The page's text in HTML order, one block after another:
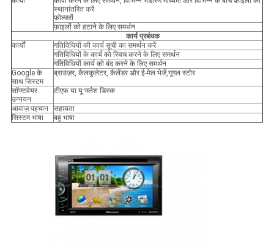
स्थानांतरित करें
फ़ोल्डरों
फ़ाइलों को हटाने के लिए समर्थन
कार्य प्रबंधक
कार्यों
गतिविधियों की कार्य सूची का समर्थन करें
गतिविधियों के कार्य को स्विच करने के लिए समर्थन
गतिविधियों कार्य को बंद करने के लिए समर्थन
Google के
साथ सिस्टम
ब्राउज़र, कैलकुलेटर, कैलेंडर और ई-मेल भेजें,गूगल स्टोर
सॉफ्टवेयर
उन्नयन
टीएफ या यू फ्लैश डिस्क
आवाज़ पहचान
सहायता
सिस्टम भाषा
बहु भाषा